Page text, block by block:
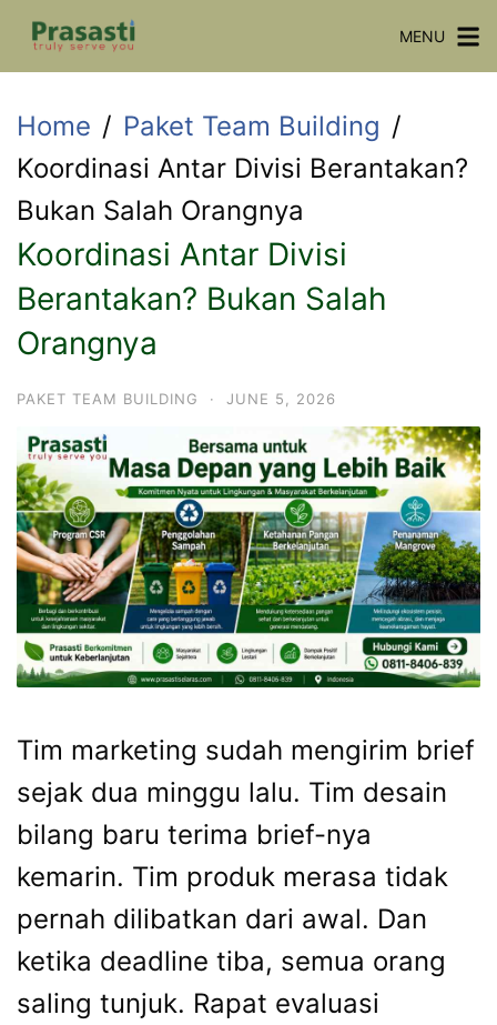
Skip
MENU
Home
Paket Team Building
Koordinasi Antar Divisi Berantakan?
Bukan Salah Orangnya
Koordinasi Antar Divisi
Berantakan? Bukan Salah
Orangnya
PAKET TEAM BUILDING · JUNE 5, 2026
Tim marketing sudah mengirim brief
sejak dua minggu lalu. Tim desain
bilang baru terima brief-nya
kemarin. Tim produk merasa tidak
pernah dilibatkan dari awal. Dan
ketika deadline tiba, semua orang
saling tunjuk. Rapat evaluasi